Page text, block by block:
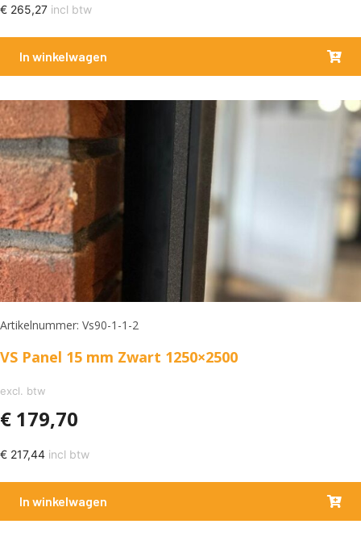
€ 265,27 incl btw
In winkelwagen
Artikelnummer: Vs90-1-1-2
VS Panel 15 mm Zwart 1250×2500
excl. btw
€ 179,70
€ 217,44 incl btw
In winkelwagen